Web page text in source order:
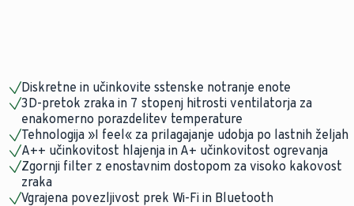
Diskretne in učinkovite sstenske notranje enote
3D-pretok zraka in 7 stopenj hitrosti ventilatorja za
enakomerno porazdelitev temperature
Tehnologija »I feel« za prilagajanje udobja po lastnih željah
A++ učinkovitost hlajenja in A+ učinkovitost ogrevanja
Zgornji filter z enostavnim dostopom za visoko kakovost
zraka
Vgrajena povezljivost prek Wi-Fi in Bluetooth